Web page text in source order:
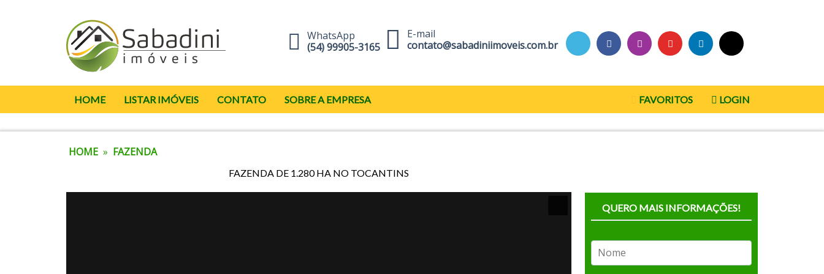
WhatsApp
(54) 99905-3165
E-mail
contato@sabadiniimoveis.com.br
FAVORITOS LOGIN
HOME LISTAR IMÓVEIS CONTATO SOBRE A EMPRESA
HOME » FAZENDA
FAZENDA DE 1.280 HA NO TOCANTINS
QUERO MAIS INFORMAÇÕES!